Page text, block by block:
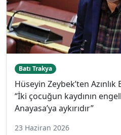
Batı Trakya
Hüseyin Zeybek’ten
“İki çocuğun kaydının
Anayasa’ya aykırıdır”
23 Haziran 2026